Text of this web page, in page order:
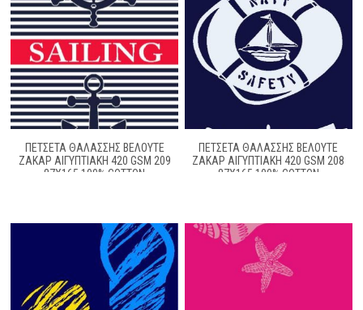
ΠΕΤΣΕΤΑ ΘΑΛΑΣΣΗΣ ΒΕΛΟΥΤΕ
ΖΑΚΆΡ ΑΙΓΥΠΤΙΑΚΉ 420 GSM 209
87X165 100% COTTON
ΠΕΤΣΕΤΑ ΘΑΛΑΣΣΗΣ ΒΕΛΟΥΤΕ
ΖΑΚΆΡ ΑΙΓΥΠΤΙΑΚΉ 420 GSM 208
87X165 100% COTTON